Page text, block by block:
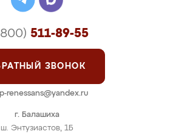
г. Балашиха
ш. Энтузиастов, 1Б
511-89-55
ЗВОНОК
renessans@yandex.ru